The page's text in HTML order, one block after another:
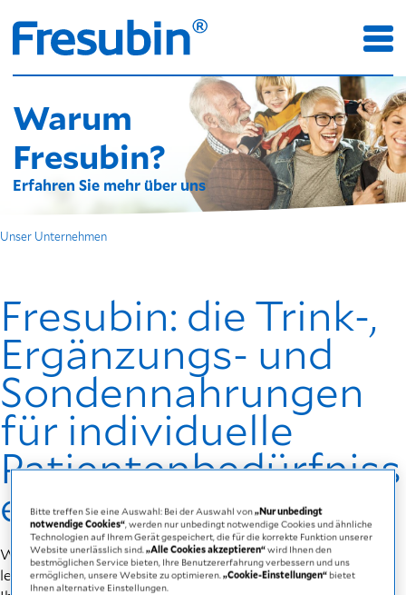
Warum
Fresubin?
Erfahren Sie mehr über uns
Unser Unternehmen
Fresubin: die Trink-,
Ergänzungs- und
Sondennahrungen
für individuelle
Patientenbedürfniss
e
Wenn Sie unter Müdigkeit, Erkrankung oder Beschwerden
leiden, können Sie mit einer bedarfsgerechten Ernährung
Bitte treffen Sie eine Auswahl: Bei der Auswahl von„Nur unbedingt
notwendige Cookies“, werden nur unbedingt notwendige Cookies und ähnliche
Technologien auf Ihrem Gerät gespeichert, die für die korrekte Funktion unserer
Website unerlässlich sind.„Alle Cookies akzeptieren“wird Ihnen den
bestmöglichen Service bieten, Ihre Benutzererfahrung verbessern und uns
ermöglichen, unsere Website zu optimieren.„Cookie-Einstellungen“bietet
Ihnen alternative Einstellungen.